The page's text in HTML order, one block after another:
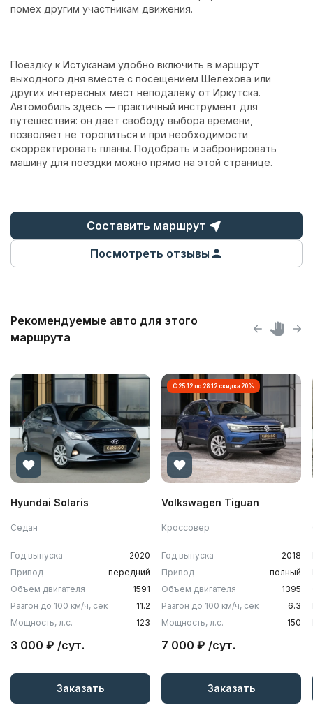
помех другим участникам движения.
Поездку к Истуканам удобно включить в маршрут
выходного дня вместе с посещением Шелехова или
других интересных мест неподалеку от Иркутска.
Автомобиль здесь — практичный инструмент для
путешествия: он дает свободу выбора времени,
позволяет не торопиться и при необходимости
скорректировать планы. Подобрать и забронировать
машину для поездки можно прямо на этой странице.
Составить маршрут
Посмотреть отзывы
Рекомендуемые авто для этого
маршрута
Hyundai Solaris
Седан
Год выпуска
2020
Привод
передний
Объем двигателя
1591
Разгон до 100 км/ч, сек
11.2
Мощность, л.с.
123
3 000 ₽ /сут.
Заказать
С 25.12 по 28.12 скидка 20%
Volkswagen Tiguan
Кроссовер
Год выпуска
2018
Привод
полный
Объем двигателя
1395
Разгон до 100 км/ч, сек
6.3
Мощность, л.с.
150
7 000 ₽ /сут.
Заказать